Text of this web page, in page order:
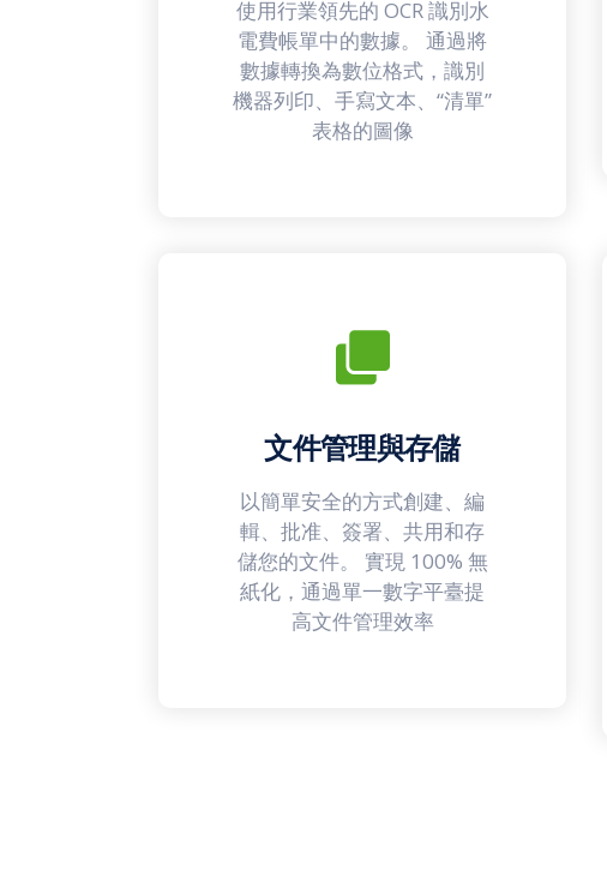
使用行業領先的 OCR 識別水
電費帳單中的數據。 通過將
數據轉換為數位格式，識別
機器列印、手寫文本、“清單”
表格的圖像
文件管理與存儲
以簡單安全的方式創建、編
輯、批准、簽署、共用和存
儲您的文件。 實現 100% 無
紙化，通過單一數字平臺提
高文件管理效率